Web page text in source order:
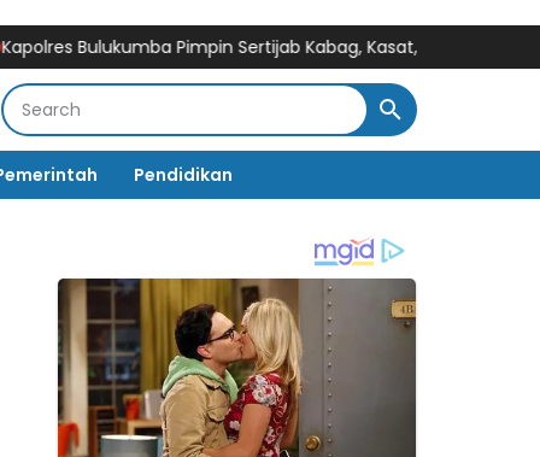
Pimpin Sertijab Kabag, Kasat, Kapolsek, Kasiwas, dan
Pendidikan